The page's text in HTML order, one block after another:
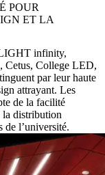
POUR
ET LA
infinity,
Cetus, College LED,
par leur haute
attrayant. Les
de la facilité
la distribution
de l’université.​